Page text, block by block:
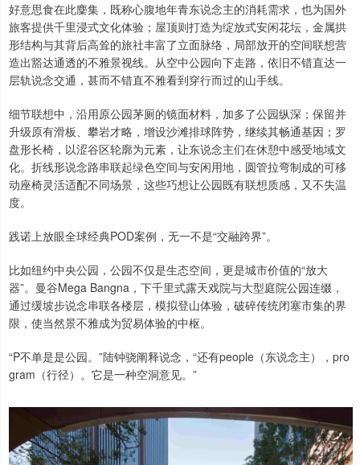
好意思食在此麇集，既称心腹地年青东说念主的消耗需求，也为国外
旅客提供千里浸式文化体验；屋顶则打造为绽放式安闲花坛，金属拱
形结构与其背后高耸的旅社丰富了立面脉络，局部放开的空间联想营
造出豁达通透的不雅景视线。从空中公园向下走路，依旧不错直达一
层轨说念交通，甚而不错直不雅看到穿行而过的山手线。
细节联想中，沿用原公园茅厕的镜面材料，加多了公园纵深；保留并
升级原有滑板、攀岩才略，增设沙滩排球阵势，继续其畅通基因；罗
盘形长椅，以涩谷区轮廓为元素，让东说念主们在休憩中感受地域文
化。折线形说念路串联起绿色空间与安闲用地，圆管拉弯制成的可移
动座椅灵活适配不同场景，这些巧想让公园既有联想质感，又不失温
度。
践诺上放眼全球经典POD案例，无一不是“交融跨界”。
比如纽约中央公园，公园不仅是生态空间，更是城市价值的“放大
器”。曼谷Mega Bangna，下千里式露天戏院与大型庭院公园连缀，
通过缓坡步说念串联各楼层，模拟登山体验，破碎传统闭塞市集的界
限，使当然景不雅成为贸易体验的中枢。
“P不单是是公园。”陆钟骁阐释说念，“还有people（东说念主），pro
gram（行径）。它是一种空洞意见。”